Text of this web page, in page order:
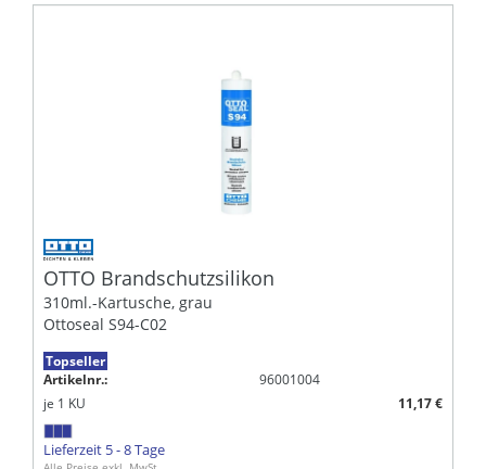
OTTO Brandschutzsilikon
310ml.-Kartusche, grau
Ottoseal S94-C02
Topseller
Artikelnr.:
96001004
je 1 KU 11,17 €
Lieferzeit 5 - 8 Tage